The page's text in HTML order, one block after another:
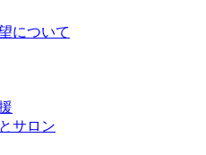
について
サロン